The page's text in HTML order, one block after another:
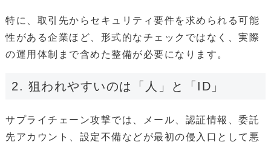
特に、取引先からセキュリティ要件を求められる可能
性がある企業ほど、形式的なチェックではなく、実際
の運用体制まで含めた整備が必要になります。
2. 狙われやすいのは「人」と「ID」
サプライチェーン攻撃では、メール、認証情報、委託
先アカウント、設定不備などが最初の侵入口として悪